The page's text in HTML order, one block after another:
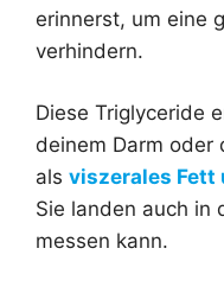
erinnerst, um eine
verhindern.
Diese Triglyceride
deinem Darm oder
als viszerales Fett
Sie landen auch in
messen kann.